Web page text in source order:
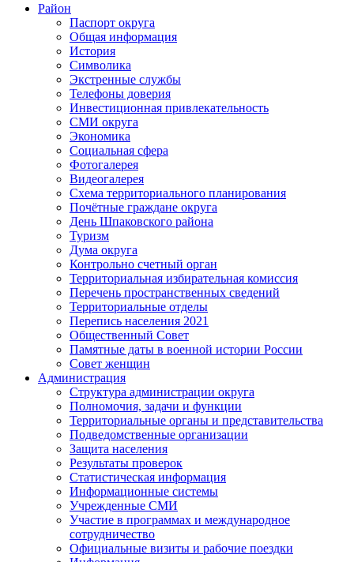
Район
Паспорт округа
Общая информация
История
Символика
Экстренные службы
Телефоны доверия
Инвестиционная привлекательность
СМИ округа
Экономика
Социальная сфера
Фотогалерея
Видеогалерея
Схема территориального планирования
Почётные граждане округа
День Шпаковского района
Туризм
Дума округа
Контрольно счетный орган
Территориальная избирательная комиссия
Перечень пространственных сведений
Территориальные отделы
Перепись населения 2021
Общественный Совет
Памятные даты в военной истории России
Совет женщин
Администрация
Структура администрации округа
Полномочия, задачи и функции
Территориальные органы и представительства
Подведомственные организации
Защита населения
Результаты проверок
Статистическая информация
Информационные системы
Учрежденные СМИ
Участие в программах и международное
сотрудничество
Официальные визиты и рабочие поездки